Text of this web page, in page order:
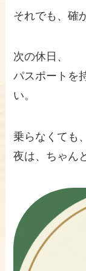
それでも、確
次の休日、
パスポートを
い。
乗らなくても、
夜は、ちゃん